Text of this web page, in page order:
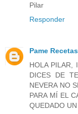
Pilar
Responder
Pame Recetas
HOLA PILAR,
DICES DE
NEVERA NO
PARA MÍ EL
QUEDADO UN